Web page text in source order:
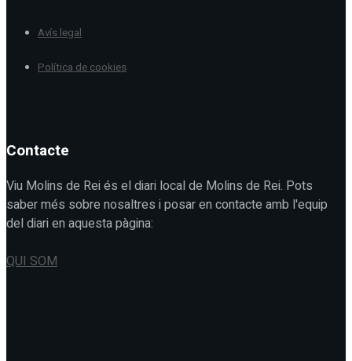
Avís legal
Política de cookies
Contacte
Viu Molins de Rei és el diari local de Molins de Rei. Pots
saber més sobre nosaltres i posar en contacte amb l'equip
del diari en aquesta pàgina:
QUI SOM